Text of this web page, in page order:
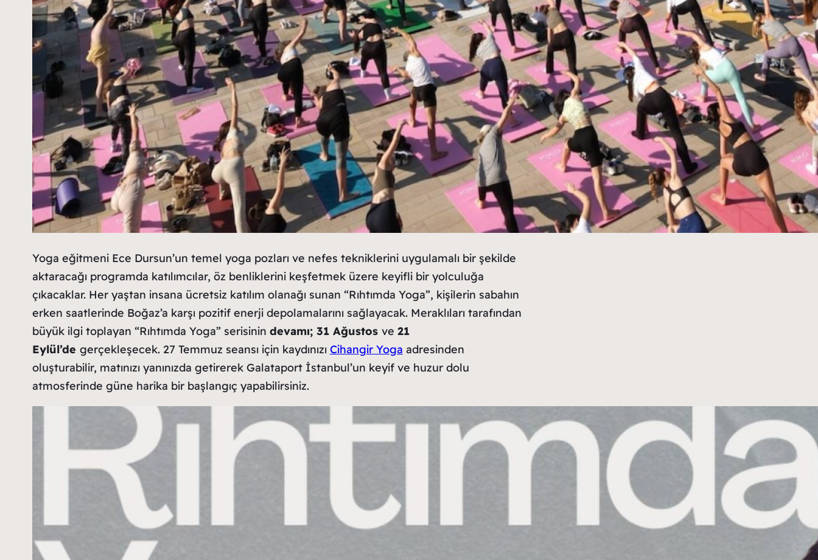
Yoga eğitmeni Ece Dursun’un temel yoga pozları ve nefes tekniklerini uygulamalı bir şekilde
aktaracağı programda katılımcılar, öz benliklerini keşfetmek üzere keyifli bir yolculuğa
çıkacaklar. Her yaştan insana ücretsiz katılım olanağı sunan “Rıhtımda Yoga”, kişilerin sabahın
erken saatlerinde Boğaz’a karşı pozitif enerji depolamalarını sağlayacak. Meraklıları tarafından
büyük ilgi toplayan “Rıhtımda Yoga” serisinin devamı; 31 Ağustos ve 21
Eylül’de gerçekleşecek. 27 Temmuz seansı için kaydınızı Cihangir Yoga adresinden
oluşturabilir, matınızı yanınızda getirerek Galataport İstanbul’un keyif ve huzur dolu
atmosferinde güne harika bir başlangıç yapabilirsiniz.